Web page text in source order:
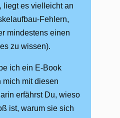
liegt es vielleicht an
Fehlern,
mindestens einen
zu wissen).
ich ein E-Book
mich mit diesen
erfährst Du, wieso
ist, warum sie sich